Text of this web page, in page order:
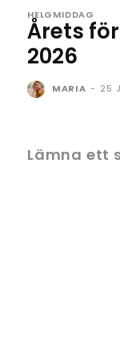
HELGMIDDAG
Årets
2026
MARIA - 25
Lämna ett